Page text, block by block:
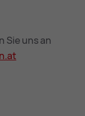
Sie uns an